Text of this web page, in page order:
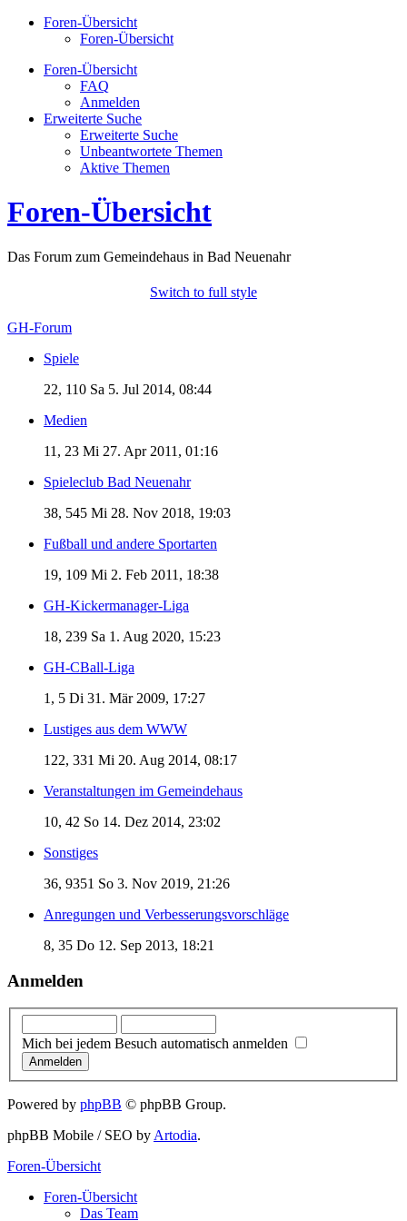
Foren-Übersicht
Foren-Übersicht
Foren-Übersicht
FAQ
Anmelden
Erweiterte Suche
Erweiterte Suche
Unbeantwortete Themen
Aktive Themen
Foren-Übersicht
Das Forum zum Gemeindehaus in Bad Neuenahr
Switch to full style
GH-Forum
Spiele
22, 110 Sa 5. Jul 2014, 08:44
Medien
11, 23 Mi 27. Apr 2011, 01:16
Spieleclub Bad Neuenahr
38, 545 Mi 28. Nov 2018, 19:03
Fußball und andere Sportarten
19, 109 Mi 2. Feb 2011, 18:38
GH-Kickermanager-Liga
18, 239 Sa 1. Aug 2020, 15:23
GH-CBall-Liga
1, 5 Di 31. Mär 2009, 17:27
Lustiges aus dem WWW
122, 331 Mi 20. Aug 2014, 08:17
Veranstaltungen im Gemeindehaus
10, 42 So 14. Dez 2014, 23:02
Sonstiges
36, 9351 So 3. Nov 2019, 21:26
Anregungen und Verbesserungsvorschläge
8, 35 Do 12. Sep 2013, 18:21
Anmelden
Mich bei jedem Besuch automatisch anmelden
Powered by phpBB © phpBB Group.
phpBB Mobile / SEO by Artodia.
Foren-Übersicht
Foren-Übersicht
Das Team